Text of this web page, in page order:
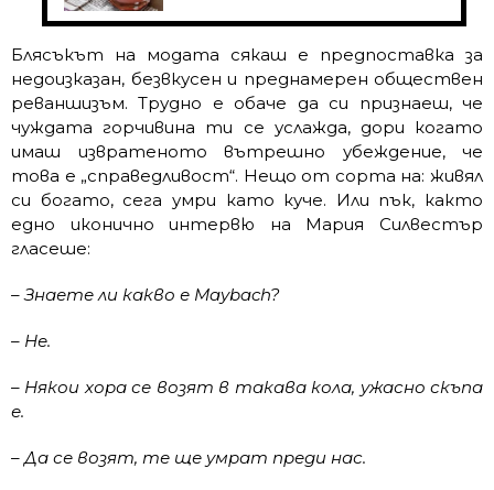
Блясъкът на модата сякаш е предпоставка за
недоизказан, безвкусен и преднамерен обществен
реваншизъм. Трудно е обаче да си признаеш, че
чуждата горчивина ти се услажда, дори когато
имаш извратеното вътрешно убеждение, че
това е „справедливост“. Нещо от сорта на: живял
си богато, сега умри като куче. Или пък, както
едно иконично интервю на Мария Силвестър
гласеше:
– Знаете ли какво е Maybach?
– Не.
– Някои хора се возят в такава кола, ужасно скъпа
е.
– Да се возят, те ще умрат преди нас.